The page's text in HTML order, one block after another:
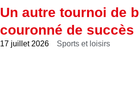
Un autre tournoi de
couronné de succès
17 juillet 2026 Sports et loisirs